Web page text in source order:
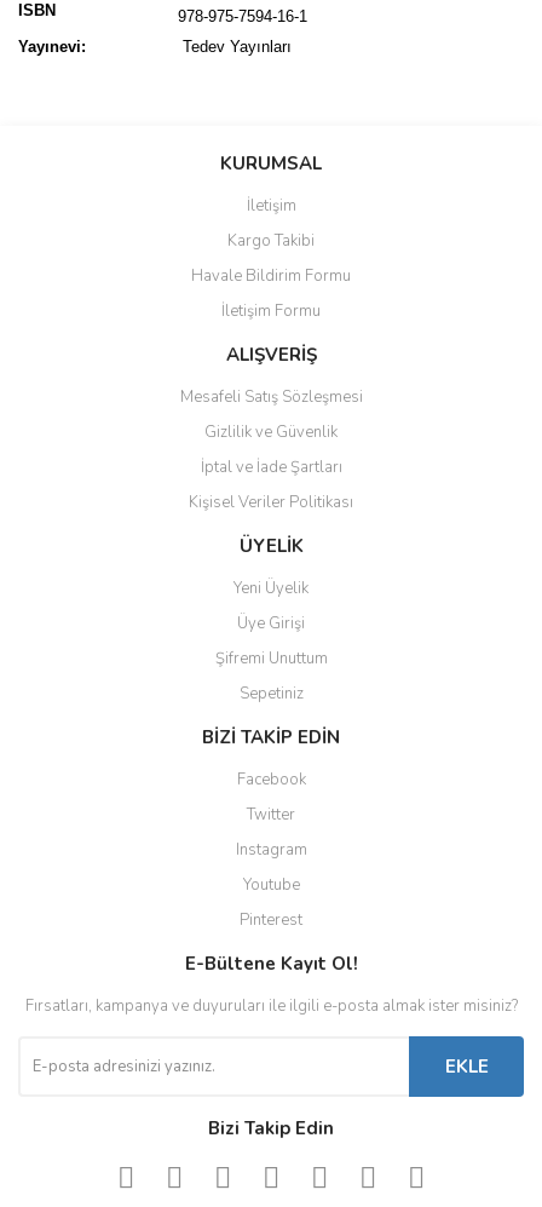
ISBN
978-975-7594-16-1
Yayınevi:
Tedev Yayınları
Bu ürüne ilk yorumu siz yapın!
Ürün resmi kalitesiz, bozuk veya görüntülenemiyor.
Ürün açıklamasında eksik bilgiler bulunuyor.
Ürün bilgilerinde hatalar bulunuyor.
Ürün fiyatı diğer sitelerden daha pahalı.
Gönder
KURUMSAL
İletişim
Kargo Takibi
Havale Bildirim Formu
İletişim Formu
ALIŞVERİŞ
Mesafeli Satış Sözleşmesi
Gizlilik ve Güvenlik
İptal ve İade Şartları
Kişisel Veriler Politikası
ÜYELİK
Yeni Üyelik
Üye Girişi
Şifremi Unuttum
Sepetiniz
BİZİ TAKİP EDİN
Facebook
Twitter
Instagram
Youtube
Pinterest
E-Bültene Kayıt Ol!
Fırsatları, kampanya ve duyuruları ile ilgili e-posta almak ister misiniz?
EKLE
Bizi Takip Edin